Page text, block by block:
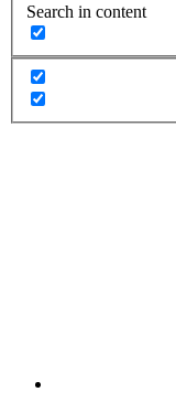
Search in content